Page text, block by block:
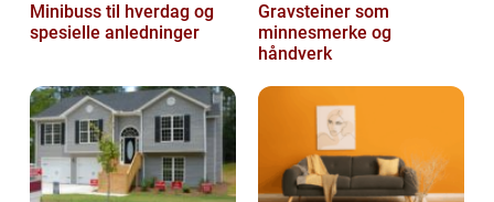
Minibuss til hverdag og
spesielle anledninger
Gravsteiner som
minnesmerke og
håndverk